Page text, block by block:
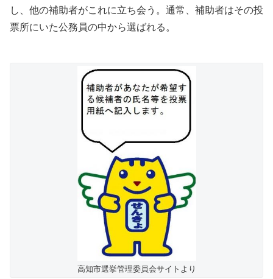
し、他の補助者がこれに立ち会う。通常、補助者はその投
票所にいた公務員の中から選ばれる。
高知市選挙管理委員会サイトより